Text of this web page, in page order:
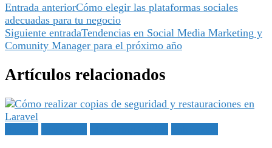
Entrada anteriorCómo elegir las plataformas sociales
adecuadas para tu negocio
Siguiente entradaTendencias en Social Media Marketing y
Comunity Manager para el próximo año
Artículos relacionados